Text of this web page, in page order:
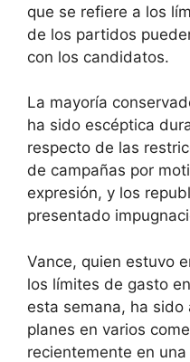
que se refiere a los
de los partidos
con los candidatos.
La mayoría
ha sido escéptica
respecto de las
de campañas por
expresión, y los
presentado
Vance, quien estuvo
los límites de gasto
esta semana, ha sido
planes en varios
recientemente en